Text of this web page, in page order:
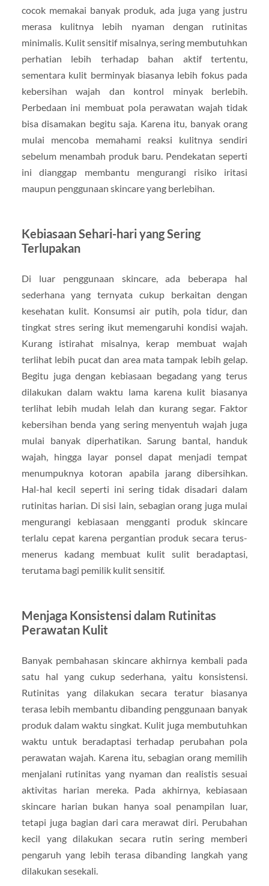
cocok memakai banyak produk, ada juga yang justru
merasa kulitnya lebih nyaman dengan rutinitas
minimalis. Kulit sensitif misalnya, sering membutuhkan
perhatian lebih terhadap bahan aktif tertentu,
sementara kulit berminyak biasanya lebih fokus pada
kebersihan wajah dan kontrol minyak berlebih.
Perbedaan ini membuat pola perawatan wajah tidak
bisa disamakan begitu saja. Karena itu, banyak orang
mulai mencoba memahami reaksi kulitnya sendiri
sebelum menambah produk baru. Pendekatan seperti
ini dianggap membantu mengurangi risiko iritasi
maupun penggunaan skincare yang berlebihan.
Kebiasaan Sehari-hari yang Sering
Terlupakan
Di luar penggunaan skincare, ada beberapa hal
sederhana yang ternyata cukup berkaitan dengan
kesehatan kulit. Konsumsi air putih, pola tidur, dan
tingkat stres sering ikut memengaruhi kondisi wajah.
Kurang istirahat misalnya, kerap membuat wajah
terlihat lebih pucat dan area mata tampak lebih gelap.
Begitu juga dengan kebiasaan begadang yang terus
dilakukan dalam waktu lama karena kulit biasanya
terlihat lebih mudah lelah dan kurang segar. Faktor
kebersihan benda yang sering menyentuh wajah juga
mulai banyak diperhatikan. Sarung bantal, handuk
wajah, hingga layar ponsel dapat menjadi tempat
menumpuknya kotoran apabila jarang dibersihkan.
Hal-hal kecil seperti ini sering tidak disadari dalam
rutinitas harian. Di sisi lain, sebagian orang juga mulai
mengurangi kebiasaan mengganti produk skincare
terlalu cepat karena pergantian produk secara terus-
menerus kadang membuat kulit sulit beradaptasi,
terutama bagi pemilik kulit sensitif.
Menjaga Konsistensi dalam Rutinitas
Perawatan Kulit
Banyak pembahasan skincare akhirnya kembali pada
satu hal yang cukup sederhana, yaitu konsistensi.
Rutinitas yang dilakukan secara teratur biasanya
terasa lebih membantu dibanding penggunaan banyak
produk dalam waktu singkat. Kulit juga membutuhkan
waktu untuk beradaptasi terhadap perubahan pola
perawatan wajah. Karena itu, sebagian orang memilih
menjalani rutinitas yang nyaman dan realistis sesuai
aktivitas harian mereka. Pada akhirnya, kebiasaan
skincare harian bukan hanya soal penampilan luar,
tetapi juga bagian dari cara merawat diri. Perubahan
kecil yang dilakukan secara rutin sering memberi
pengaruh yang lebih terasa dibanding langkah yang
dilakukan sesekali.